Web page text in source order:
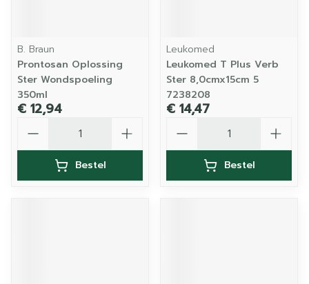
B. Braun
Prontosan Oplossing
Ster Wondspoeling
350ml
€ 12,94
Bestel
Leukomed
Leukomed T Plus Verb
Ster 8,0cmx15cm 5
7238208
€ 14,47
Bestel